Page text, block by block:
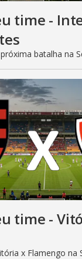
time -
batalha na
time -
x Flamengo na